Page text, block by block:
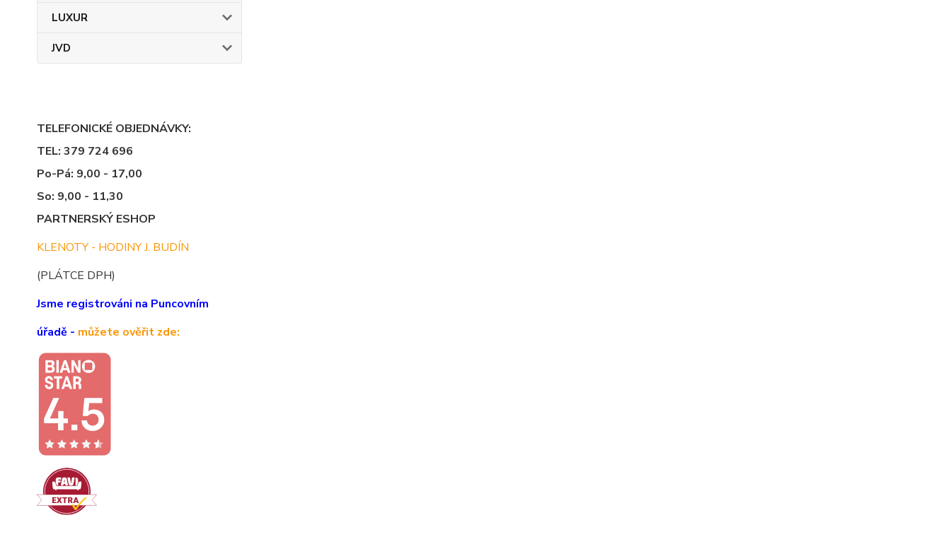
LUXUR
JVD
TELEFONICKÉ OBJEDNÁVKY:
TEL: 379 724 696
Po-Pá: 9,00 - 17,00
So: 9,00 - 11,30
PARTNERSKÝ ESHOP
KLENOTY - HODINY J. BUDÍN
(PLÁTCE DPH)
Jsme registrováni na Puncovním
úřadě - můžete ověřit zde: